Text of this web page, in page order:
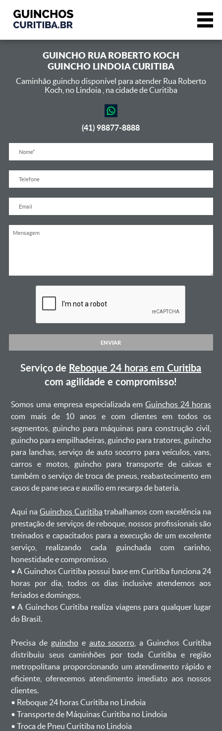
GUINCHO RUA ROBERTO KOCH
GUINCHO LINDOIA CURITIBA
Caminhão guincho disponível para atender Rua Roberto
Koch, no Lindoia , na cidade de Curitiba
(41) 98877-8888
ENVIAR
Serviço de Reboque 24 horas em Curitiba
com agilidade e compromisso!
Somos uma empresa especializada emGuinchos 24 horas
com mais de 10 anos e com clientes em todos os
segmentos, guincho para máquinas para construção civil,
guincho para empilhadeiras, guincho para tratores, guincho
para lanchas, serviço de auto socorro para veículos, vans,
carros e motos, guincho para transporte de caixas e
também o serviço de troca de pneus, reabastecimento em
casos de pane seca e auxílio em recarga de bateria. ㅤㅤ
Aqui na Guinchos Curitiba trabalhamos com excelência na
prestação de serviços de reboque, nossos profissionais são
treinados e capacitados para a execução de um excelente
serviço, realizando cada guinchada com carinho,
honestidade e compromisso.
ㅤㅤ• A Guinchos Curitiba possui base em Curitiba funciona 24
horas por dia, todos os dias inclusive atendemos aos
feriados e domingos.
ㅤㅤ• A Guinchos Curitiba realiza viagens para qualquer lugar
do Brasil.
Precisa de guinchoe auto socorro , a Guinchos Curitiba
distribuiu seus caminhões por toda Curitiba e região
metropolitana proporcionando um atendimento rápido e
eficiente, oferecemos atendimento imediato aos nossos
clientes.
ㅤㅤ• Reboque 24 horas Curitiba no Lindoia
ㅤㅤ• Transporte de Máquinas Curitiba no Lindoia
ㅤㅤ• Troca de Pneu Curitiba no Lindoia